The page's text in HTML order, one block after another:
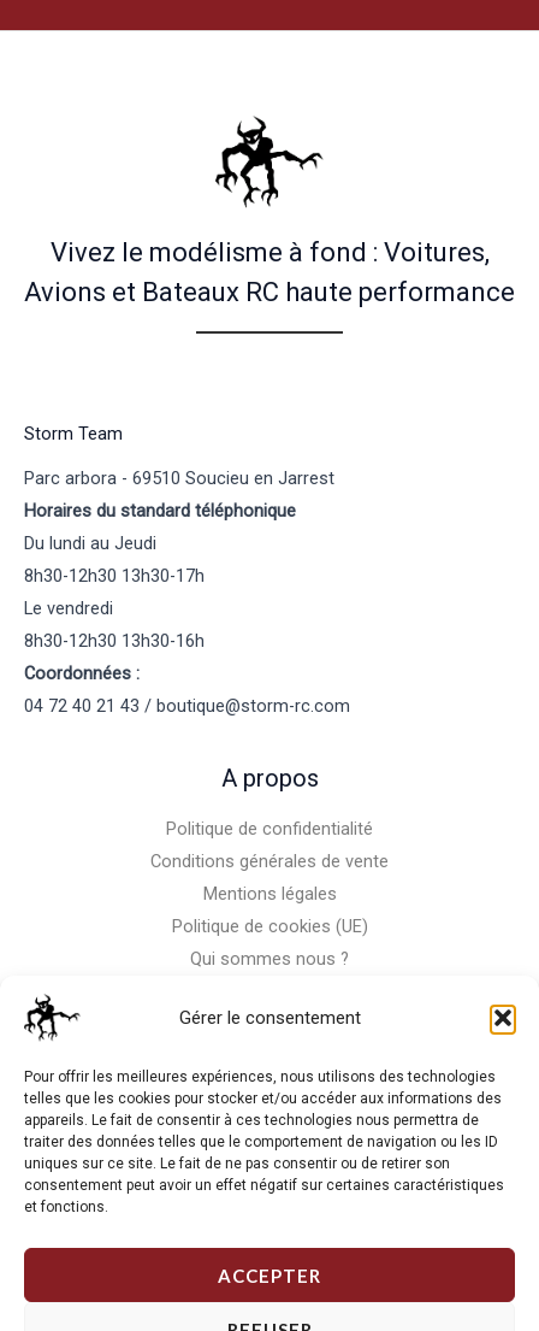
Gérer le consentement
Pour offrir les meilleures expériences, nous utilisons des technologies
telles que les cookies pour stocker et/ou accéder aux informations des
appareils. Le fait de consentir à ces technologies nous permettra de
traiter des données telles que le comportement de navigation ou les ID
uniques sur ce site. Le fait de ne pas consentir ou de retirer son
consentement peut avoir un effet négatif sur certaines caractéristiques
et fonctions.
ACCEPTER
Vivez le modélisme à fond : Voitures,
Avions et Bateaux RC haute performance
Storm Team
Parc arbora - 69510 Soucieu en Jarrest
Horaires du standard téléphonique
Du lundi au Jeudi
8h30-12h30 13h30-17h
Le vendredi
8h30-12h30 13h30-16h
Coordonnées :
04 72 40 21 43 / boutique@storm-rc.com
A propos
Politique de confidentialité
Conditions générales de vente
Mentions légales
Politique de cookies (UE)
Qui sommes nous ?
La RC n'est pas notre seule passion, venez visiter notre shop
de motos